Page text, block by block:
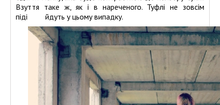
Взуття таке ж, як і в нареченого. Туфлі не зовсім
піді йдуть у цьому випадку.